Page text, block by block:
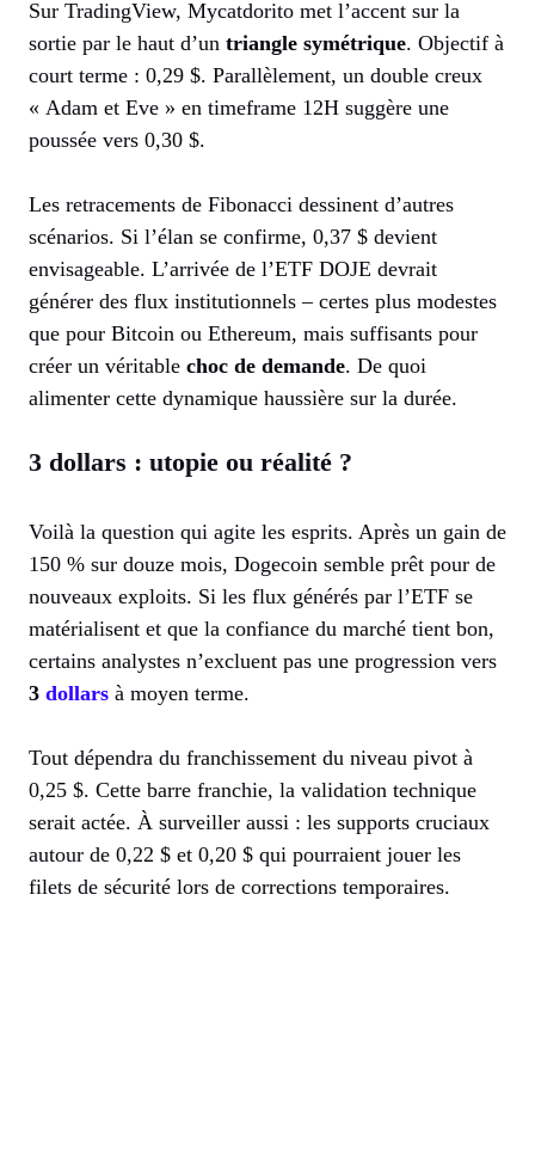
Sur TradingView, Mycatdorito met l’accent sur la
sortie par le haut d’un triangle symétrique. Objectif à
court terme : 0,29 $. Parallèlement, un double creux
« Adam et Eve » en timeframe 12H suggère une
poussée vers 0,30 $.
Les retracements de Fibonacci dessinent d’autres
scénarios. Si l’élan se confirme, 0,37 $ devient
envisageable. L’arrivée de l’ETF DOJE devrait
générer des flux institutionnels – certes plus modestes
que pour Bitcoin ou Ethereum, mais suffisants pour
créer un véritable choc de demande. De quoi
alimenter cette dynamique haussière sur la durée.
3 dollars : utopie ou réalité ?
Voilà la question qui agite les esprits. Après un gain de
150 % sur douze mois, Dogecoin semble prêt pour de
nouveaux exploits. Si les flux générés par l’ETF se
matérialisent et que la confiance du marché tient bon,
certains analystes n’excluent pas une progression vers
3 dollars à moyen terme.
Tout dépendra du franchissement du niveau pivot à
0,25 $. Cette barre franchie, la validation technique
serait actée. À surveiller aussi : les supports cruciaux
autour de 0,22 $ et 0,20 $ qui pourraient jouer les
filets de sécurité lors de corrections temporaires.